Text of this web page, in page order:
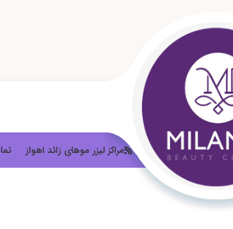
لیزر موهای زائد مراکز لیزر موهای زائد اهواز